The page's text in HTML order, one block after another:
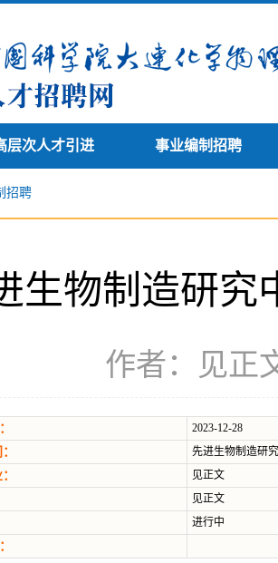
层次人才引进 事业编制招聘
招聘
生物制造研究
作者：见正
2023-12-28
先进生物制造研
见正文
见正文
进行中